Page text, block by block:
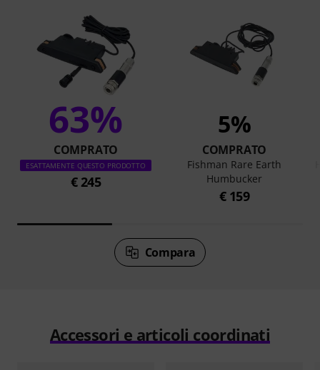
63%
COMPRATO
ESATTAMENTE QUESTO PRODOTTO
€ 245
5%
COMPRATO
Fishman Rare Earth
Humbucker
€ 159
Compara
Accessori e articoli coordinati